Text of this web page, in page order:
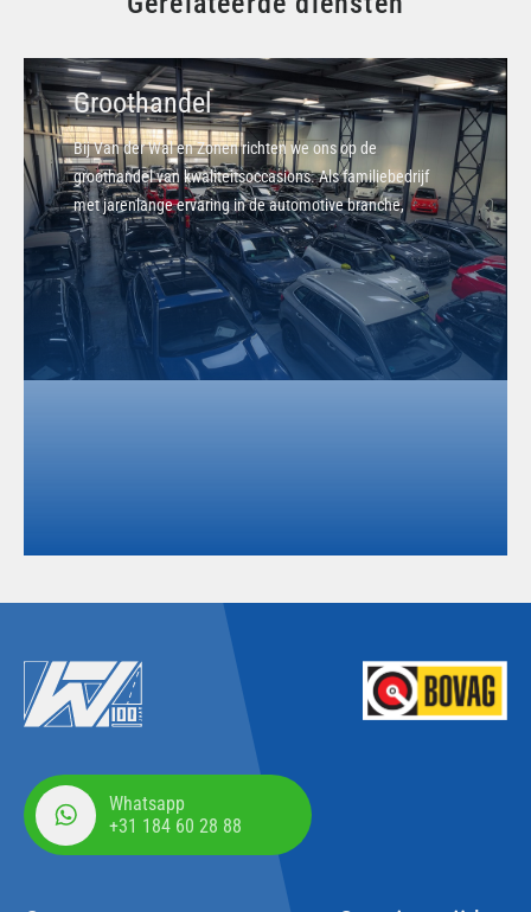
Groothandel
Bij Van der Wal en Zonen richten we ons op de
groothandel van kwaliteitsoccasions. Als familiebedrijf
met jarenlange ervaring in de automotive branche,
Whatsapp
+31 184 60 28 88